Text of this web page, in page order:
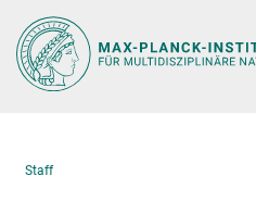
Hauptinhalt
Staff